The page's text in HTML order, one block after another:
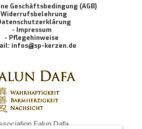
Geschäftsbedingung (AGB)
- Impressum
- Pflegehinweise
infos@sp-kerzen.de